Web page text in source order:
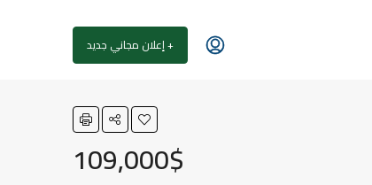
+ إعلان مجاني جديد
109,000$